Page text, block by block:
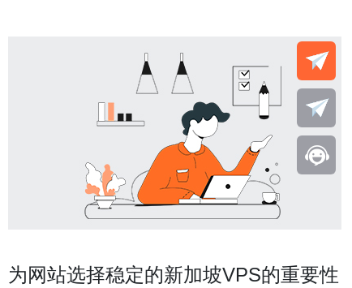
为网站选择稳定的新加坡VPS的重要性